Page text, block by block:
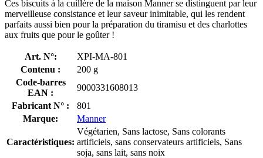
Ces biscuits à la cuillère de la maison Manner se distinguent par leur
merveilleuse consistance et leur saveur inimitable, qui les rendent
parfaits aussi bien pour la préparation du tiramisu et des charlottes
aux fruits que pour le goûter !
Art. N°:
XPI-MA-801
Contenu :
200 g
Code-barres
EAN :
9000331608013
Fabricant N° :
801
Marque:
Manner
Caractéristiques:
Végétarien, Sans lactose, Sans colorants
artificiels, sans conservateurs artificiels, Sans
soja, sans lait, sans noix